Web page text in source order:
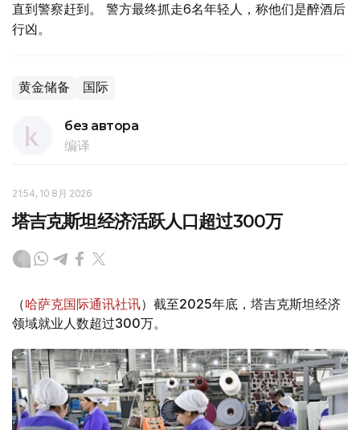
直到警察赶到。 警方最终抓走6名年轻人，称他们是醉酒后
行凶。
黄金储备 国际
без автора
编译
21:54, 10 8月 2026
塔吉克斯坦经济活跃人口超过300万
（哈萨克国际通讯社讯）截至2025年底，塔吉克斯坦经济
领域就业人数超过300万。